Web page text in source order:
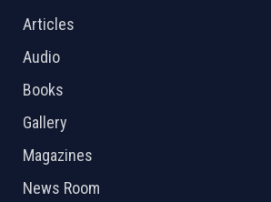
Articles
Audio
Books
Gallery
Magazines
News Room